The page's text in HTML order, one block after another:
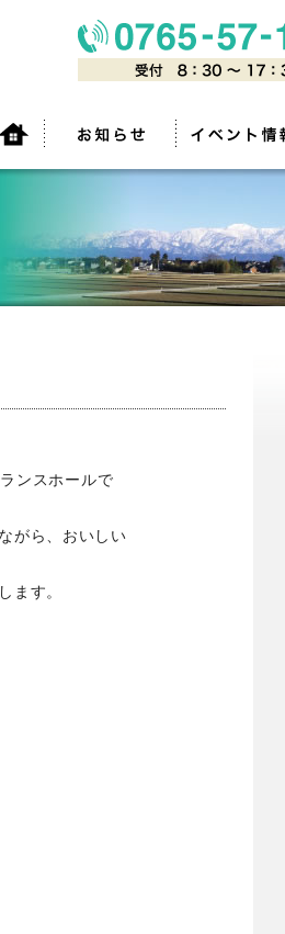
ンスホールで
がら、おいしい
ます。